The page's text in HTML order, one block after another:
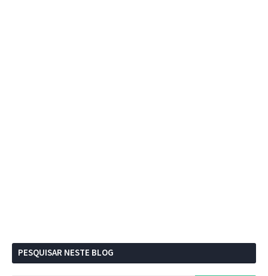
PESQUISAR NESTE BLOG